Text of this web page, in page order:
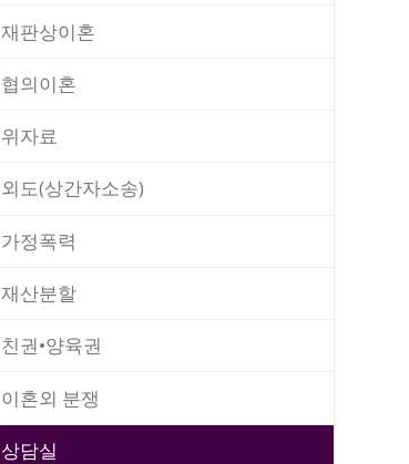
재판상이혼
협의이혼
위자료
외도(상간자소송)
가정폭력
재산분할
친권•양육권
이혼외 분쟁
상담실